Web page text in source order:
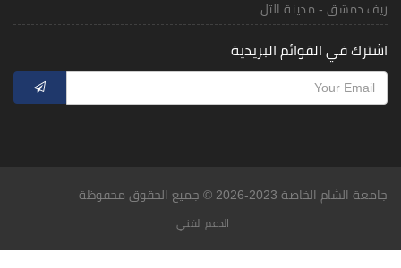
ريف دمشق - مدينة التل
اشترك في القوائم البريدية
جامعة الشام الخاصة 2023-2026 © جميع الحقوق محفوظة
الدعم الفني